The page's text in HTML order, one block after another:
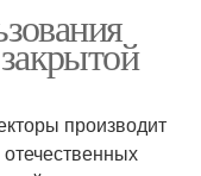
конвекторы
производит